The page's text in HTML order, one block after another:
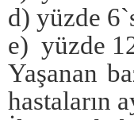
d) yüzde
e) yüzde
Yaşanan
hastaların